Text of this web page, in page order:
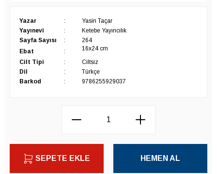
Yazar :
Yasin Taçar
Yayınevi
:
Ketebe Yayıncılık
Sayfa Sayısı
:
264
Ebat
:
16x24 cm
Cilt Tipi
:
Ciltsiz
Dil
:
Türkçe
Barkod
: 9786255929037
SEPETE EKLE HEMEN AL